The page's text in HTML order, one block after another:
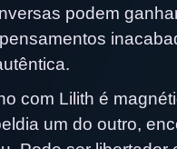
podem
com Lilith é
um do outro,